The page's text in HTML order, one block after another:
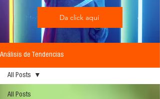
Da click aquí
Análisis de Tendencias
All Posts
All Posts